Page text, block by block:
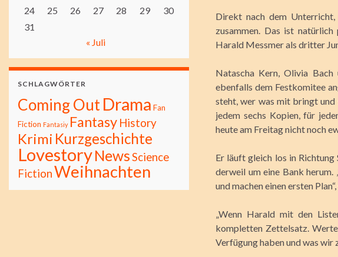
Direkt nach dem
zusammen. Das ist
Harald Messmer als dritter
Natascha Kern, Olivia
ebenfalls dem Festkomitee
steht, wer was mit bringt und
jedem sechs Kopien, für
heute am Freitag nicht noch
Er läuft gleich los in
derweil um eine Bank
und machen einen ersten
„Wenn Harald mit den
kompletten Zettelsatz.
Verfügung haben und was wir
24
25 26 27 28 29
30
31
« Juli
SCHLAGWÖRTER
Coming OutDrama Fan
Fiction Fantasiy Fantasy History
Krimi Kurzgeschichte
LovestoryNewsScience
FictionWeihnachten